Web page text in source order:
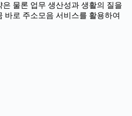
물론 업무 생산성과 생활의 질을
바로 주소모음 서비스를 활용하여